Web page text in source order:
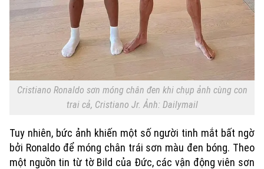
Xu hướng
Cristiano Ronaldo sơn móng chân đen khi chụp ảnh cùng con
trai cả, Cristiano Jr. Ảnh: Dailymail
Tuy nhiên, bức ảnh khiến một số người tinh mắt bất ngờ
bởi Ronaldo để móng chân trái sơn màu đen bóng. Theo
một nguồn tin từ tờ Bild của Đức, các vận động viên sơn